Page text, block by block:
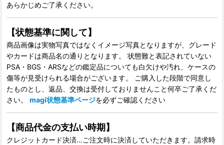
あらかじめご了承ください。
【状態基準に関して】
商品画像は実物写真ではなくイメージ写真となりますが、グレード
やカードは商品名の通りとなります。 状態難と表記されていない
PSA・BGS・ARSなどの鑑定品についても白欠けや汚れ、ケースの
傷等が見受けられる場合がございます。 ご購入した段階で同意し
たものとし、返品、交換は受付しておりませんこと何卒ご了承くだ
さい。 magi状態基準ページを必ずご確認ください
【商品代金の支払い時期】
クレジットカード決済…ご注文時に決済していただきます。請求時